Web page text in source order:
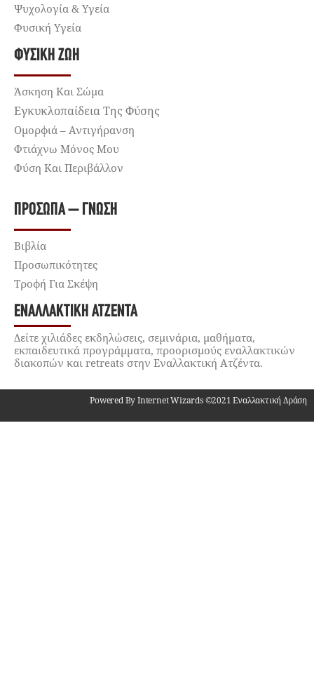
Ψυχολογία & Υγεία
Φυσική Υγεία
ΦΥΣΙΚΉ ΖΩΉ
Άσκηση Και Σώμα
Εγκυκλοπαίδεια Της Φύσης
Ομορφιά – Αντιγήρανση
Φτιάχνω Μόνος Μου
Φύση Και Περιβάλλον
ΠΡΌΣΩΠΑ – ΓΝΏΣΗ
Βιβλία
Προσωπικότητες
Τροφή Για Σκέψη
ΕΝΑΛΛΑΚΤΙΚΉ ΑΤΖΈΝΤΑ
Δείτε χιλιάδες εκδηλώσεις, σεμινάρια, μαθήματα,
εκπαιδευτικά προγράμματα, προορισμούς εναλλακτικών
διακοπών και retreats στην Εναλλακτική Ατζέντα.
Powered By Internet Wizards ©2021 Εναλλακτική Δράση